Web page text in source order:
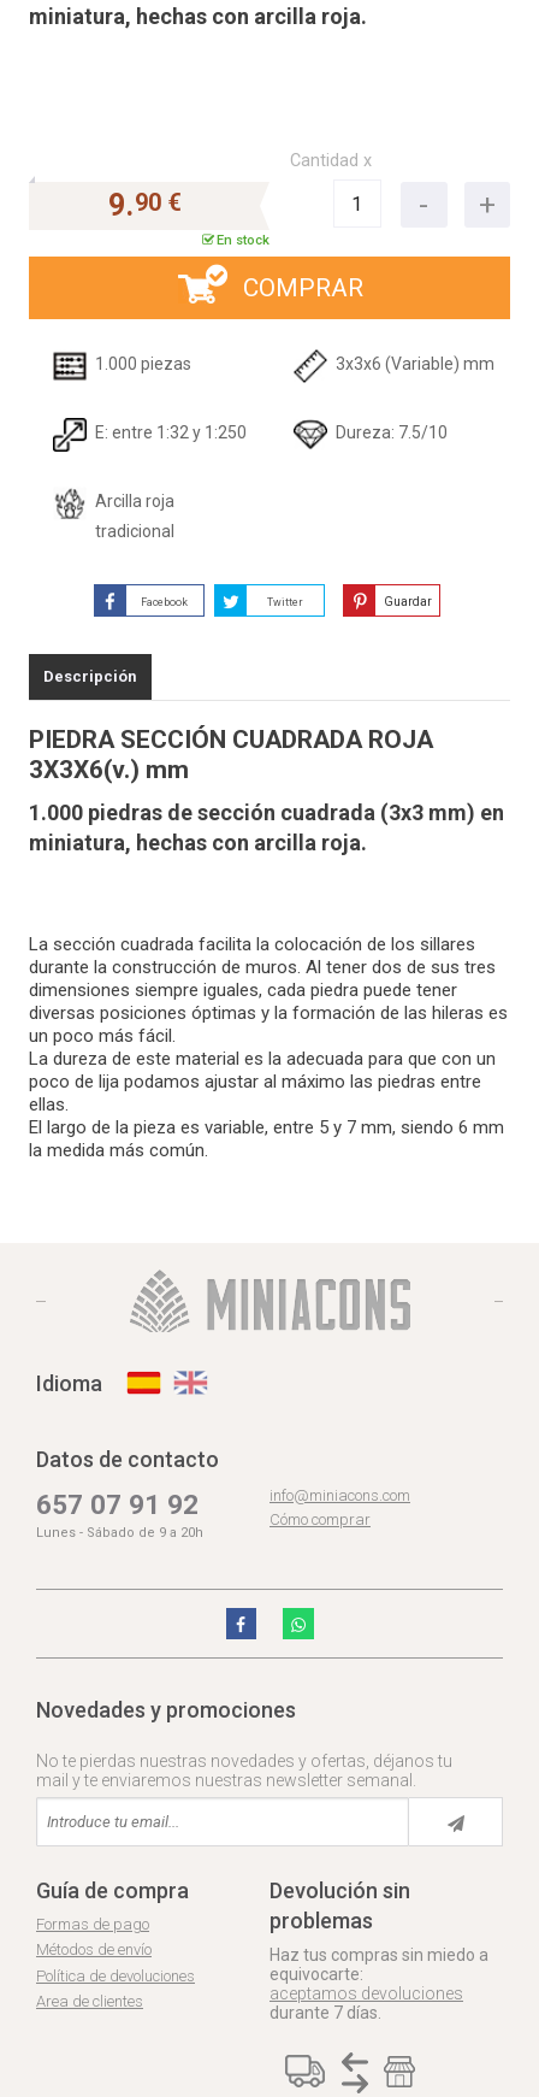
miniatura, hechas con arcilla roja.
9.90 €
En stock
Cantidad x
COMPRAR
1.000 piezas 3x3x6 (Variable) mm
E: entre 1:32 y 1:250 Dureza: 7.5/10
Arcilla roja
tradicional
Facebook Twitter Guardar
Descripción
PIEDRA SECCIÓN CUADRADA ROJA
3X3X6(v.) mm
1.000 piedras de sección cuadrada (3x3 mm) en
miniatura, hechas con arcilla roja.
La sección cuadrada facilita la colocación de los sillares
durante la construcción de muros. Al tener dos de sus tres
dimensiones siempre iguales, cada piedra puede tener
diversas posiciones óptimas y la formación de las hileras es
un poco más fácil.
La dureza de este material es la adecuada para que con un
poco de lija podamos ajustar al máximo las piedras entre
ellas.
El largo de la pieza es variable, entre 5 y 7 mm, siendo 6 mm
la medida más común.
Idioma
Datos de contacto
657 07 91 92
Lunes - Sábado de 9 a 20h
info@miniacons.com
Cómo comprar
Novedades y promociones
No te pierdas nuestras novedades y ofertas, déjanos tu
mail y te enviaremos nuestras newsletter semanal.
Guía de compra
Formas de pago
Métodos de envío
Política de devoluciones
Area de clientes
Devolución sin
problemas
Haz tus compras sin miedo a
equivocarte:
aceptamos devoluciones
durante 7 días.